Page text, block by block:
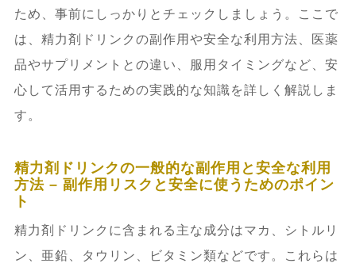
ため、事前にしっかりとチェックしましょう。ここで
は、精力剤ドリンクの副作用や安全な利用方法、医薬
品やサプリメントとの違い、服用タイミングなど、安
心して活用するための実践的な知識を詳しく解説しま
す。
精力剤ドリンクの一般的な副作用と安全な利用
方法 – 副作用リスクと安全に使うためのポイン
ト
精力剤ドリンクに含まれる主な成分はマカ、シトルリ
ン、亜鉛、タウリン、ビタミン類などです。これらは